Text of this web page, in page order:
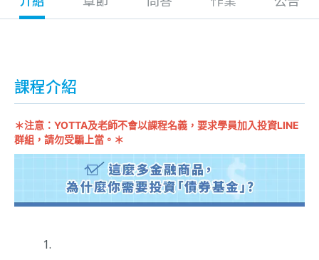
課程介紹
＊注意：YOTTA及老師不會以課程名義，要求學員加入投資LINE
群組，請勿受騙上當。＊